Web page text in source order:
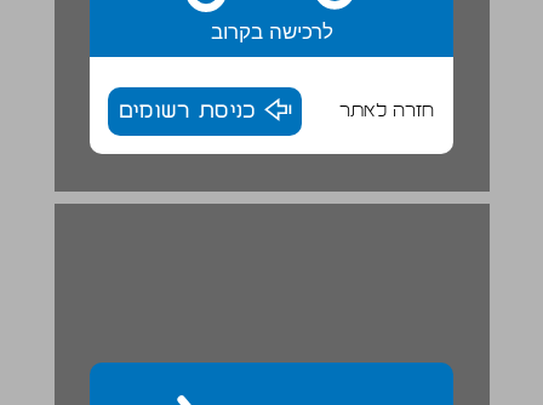
לרכישה בקרוב
חזרה לאתר כניסת רשומים
יְדִידֵינוּ הַקְטַנִים / ע. הִלֵל ... 30